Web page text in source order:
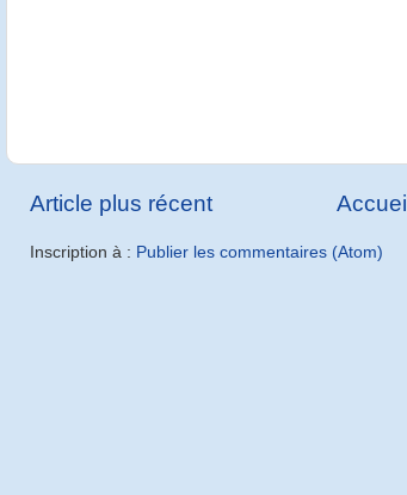
Article plus récent Accueil
Inscription à : Publier les commentaires (Atom)